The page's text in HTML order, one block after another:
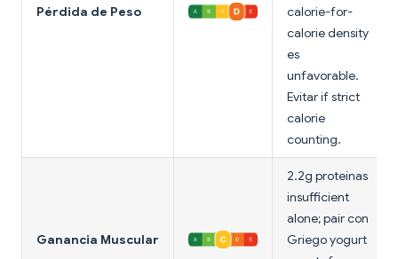
Pérdida de Peso
calorie-for-
calorie density
es
unfavorable.
Evitar if strict
calorie
counting.
Ganancia Muscular
2.2g proteínas
insufficient
alone; pair con
Griego yogurt